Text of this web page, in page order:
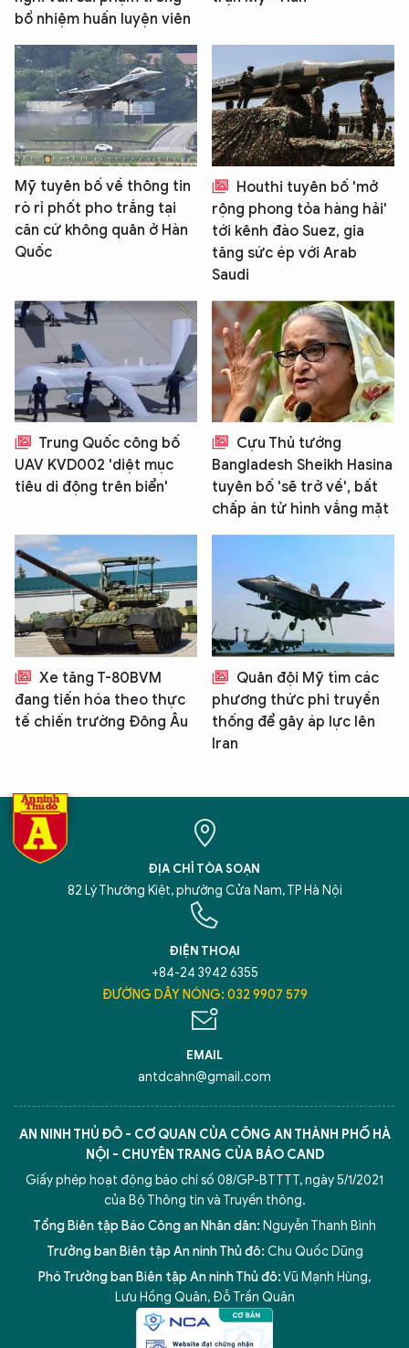
bổ nhiệm huấn luyện viên
Mỹ tuyên bố về thông tin
rò rỉ phốt pho trắng tại
căn cứ không quân ở Hàn
Quốc
Houthi tuyên bố 'mở
rộng phong tỏa hàng hải'
tới kênh đào Suez, gia
tăng sức ép với Arab
Saudi
Trung Quốc công bố
UAV KVD002 'diệt mục
tiêu di động trên biển'
Cựu Thủ tướng
Bangladesh Sheikh Hasina
tuyên bố 'sẽ trở về', bất
chấp án tử hình vắng mặt
Xe tăng T-80BVM
đang tiến hóa theo thực
tế chiến trường Đông Âu
Quân đội Mỹ tìm các
phương thức phi truyền
thống để gây áp lực lên
Iran
ĐỊA CHỈ TÒA SOẠN
82 Lý Thường Kiệt, phường Cửa Nam, TP Hà Nội
ĐIỆN THOẠI
+84-24 3942 6355
ĐƯỜNG DÂY NÓNG: 032 9907 579
EMAIL
antdcahn@gmail.com
AN NINH THỦ ĐÔ - CƠ QUAN CỦA CÔNG AN THÀNH PHỐ HÀ
NỘI - CHUYÊN TRANG CỦA BÁO CAND
Giấy phép hoạt động báo chí số 08/GP-BTTTT, ngày 5/1/2021
của Bộ Thông tin và Truyền thông.
Tổng Biên tập Báo Công an Nhân dân: Nguyễn Thanh Bình
Trưởng ban Biên tập An ninh Thủ đô: Chu Quốc Dũng
Phó Trưởng ban Biên tập An ninh Thủ đô:Vũ Mạnh Hùng,
Lưu Hồng Quân, Đỗ Trần Quân
5 điểm nghẽn của Hà Nội giải pháp xử lý điểm nghẽn của